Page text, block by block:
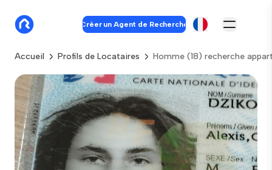
Créer un Agent de Recherche
Accueil Profils de Locataires Homme (18) recherche